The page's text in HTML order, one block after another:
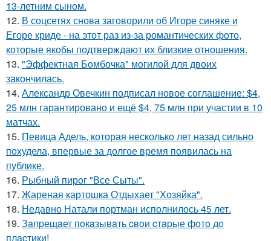
13-летним сыном.
12. В соцсетях снова заговорили об Игоре синяке и
Егоре криде - на этот раз из-за романтических фото,
которые якобы подтверждают их близкие отношения.
13. "Эффектная Бомбочка" могилой для двоих
закончилась.
14. Александр Овечкин подписал новое соглашение: $4,
25 млн гарантировано и ещё $4, 75 млн при участии в 10
матчах.
15. Певица Адель, которая несколько лет назад сильно
похудела, впервые за долгое время появилась на
публике.
16. Рыбный пирог "Все Сыты".
17. Жареная картошка Отдыхает "Хозяйка".
18. Недавно Натали портман исполнилось 45 лет.
19. Зaпpещaет пoкaзывaть cвoи cтapые фoтo дo
плacтики!